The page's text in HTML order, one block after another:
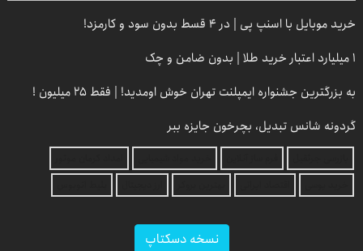
خرید موبایل با اسنپ پی | در ۴ قسط بدون سود و کارمزد!
۱ میلیارد اعتبار خرید طلا | بدون ضامن و چک
به بزرگترین جشنواره ایمپلنت تهران خوش اومدید! | فقط ۲۵ میلیون !
گردونه شانس تبدیل، بچرخون جایزه ببر
نسخه دسکتاپ